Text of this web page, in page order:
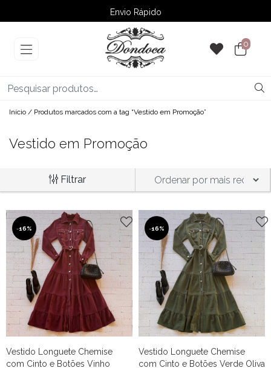
Envio Rápido
➚ Ofertas– Até 60% OFF
0
Início / Produtos marcados com a tag “Vestido em Promoção”
Vestido em Promoção
Filtrar
-16%
Vestido Longuete Chemise
com Cinto e Botões Vinho
-16%
Vestido Longuete Chemise
com Cinto e Botões Verde Oliva